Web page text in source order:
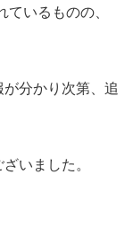
いるものの、
分かり次第、追
いました。